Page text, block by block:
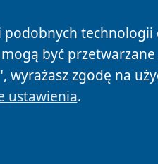
podobnych technologii
być
wyrażasz zgodę na
ustawienia.